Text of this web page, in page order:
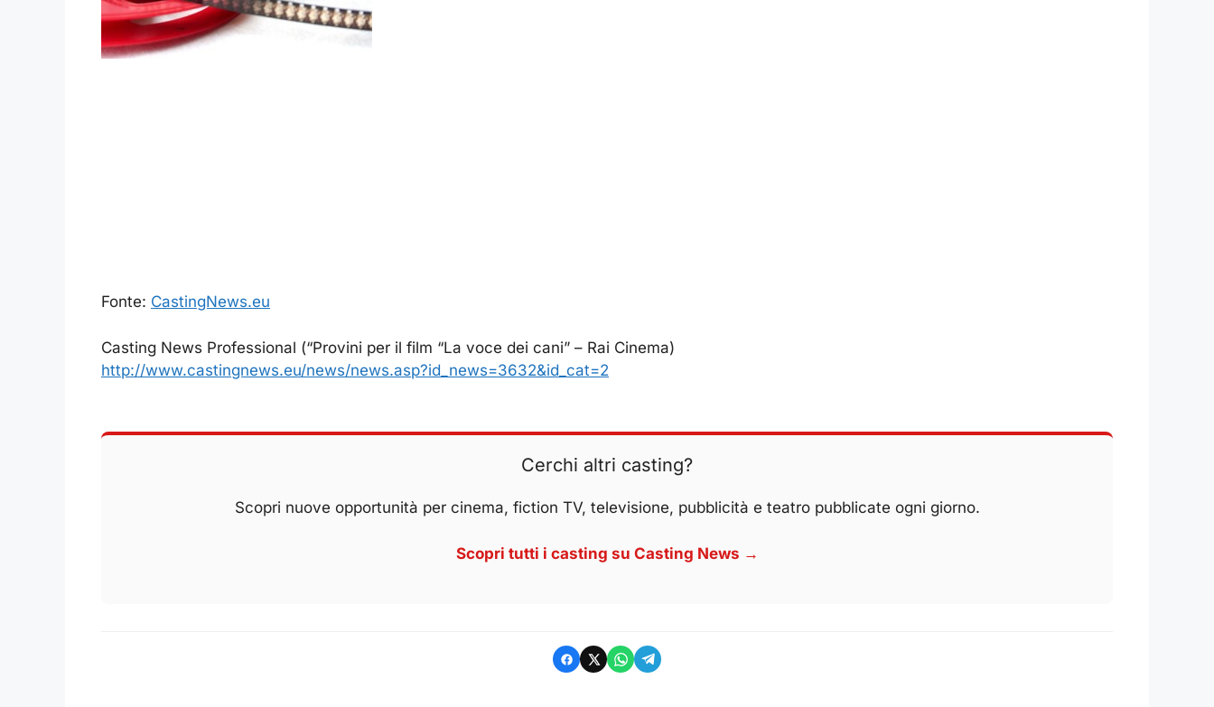
Fonte: CastingNews.eu
Casting News Professional (“Provini per il film “La voce dei cani” – Rai Cinema)
http://www.castingnews.eu/news/news.asp?id_news=3632&id_cat=2
Cerchi altri casting?
Scopri nuove opportunità per cinema, fiction TV, televisione, pubblicità e teatro pubblicate ogni giorno.
Scopri tutti i casting su Casting News →